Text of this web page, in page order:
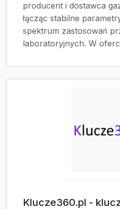
producent i dostawca
łącząc stabilne
spektrum zastosowań
laboratoryjnych. W
Klucze360.pl -